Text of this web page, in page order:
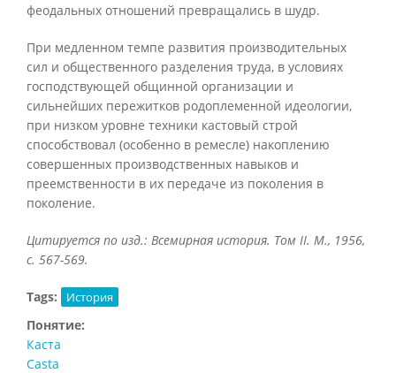
феодальных отношений превращались в шудр.
При медленном темпе развития производительных
сил и общественного разделения труда, в условиях
господствующей общинной организации и
сильнейших пережитков родоплеменной идеологии,
при низком уровне техники кастовый строй
способствовал (особенно в ремесле) накоплению
совершенных производственных навыков и
преемственности в их передаче из поколения в
поколение.
Цитируется по изд.: Всемирная история. Том II. М., 1956,
с. 567-569.
Tags: История
Понятие:
Каста
Casta